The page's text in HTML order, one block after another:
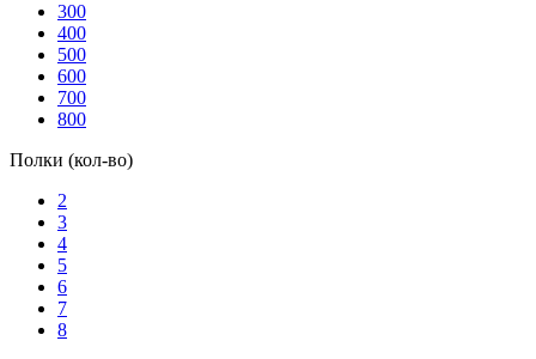
300
400
500
600
700
800
Полки (кол-во)
2
3
4
5
6
7
8